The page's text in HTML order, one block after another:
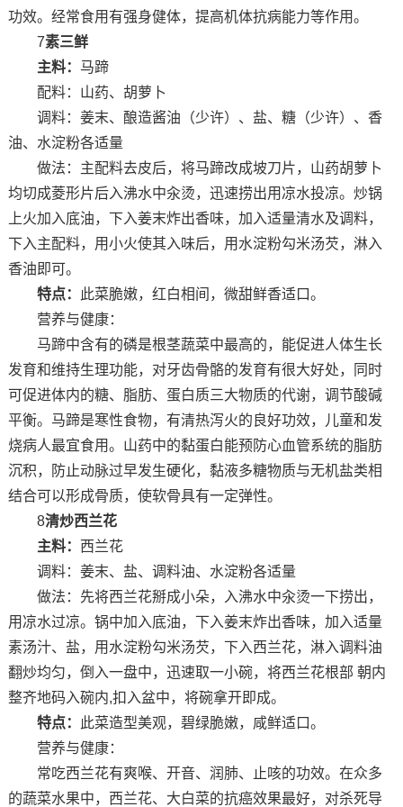
功效。经常食用有强身健体，提高机体抗病能力等作用。
7素三鲜
主料： 马蹄
配料：山药、胡萝卜
调料：姜末、酿造酱油（少许）、盐、糖（少许）、香
油、水淀粉各适量
做法：主配料去皮后，将马蹄改成坡刀片，山药胡萝卜
均切成菱形片后入沸水中汆烫，迅速捞出用凉水投凉。炒锅
上火加入底油，下入姜末炸出香味，加入适量清水及调料，
下入主配料，用小火使其入味后，用水淀粉勾米汤芡，淋入
香油即可。
特点：
此菜脆嫩，红白相间，微甜鲜香适口。
营养与健康：
马蹄中含有的磷是根茎蔬菜中最高的，能促进人体生长
发育和维持生理功能，对牙齿骨骼的发育有很大好处，同时
可促进体内的糖、脂肪、蛋白质三大物质的代谢，调节酸碱
平衡。马蹄是寒性食物，有清热泻火的良好功效，儿童和发
烧病人最宜食用。山药中的黏蛋白能预防心血管系统的脂肪
沉积，防止动脉过早发生硬化，黏液多糖物质与无机盐类相
结合可以形成骨质，使软骨具有一定弹性。
8清炒西兰花
主料： 西兰花
调料：姜末、盐、调料油、水淀粉各适量
做法：先将西兰花掰成小朵，入沸水中汆烫一下捞出，
用凉水过凉。锅中加入底油，下入姜末炸出香味，加入适量
素汤汁、盐，用水淀粉勾米汤芡，下入西兰花，淋入调料油
翻炒均匀，倒入一盘中，迅速取一小碗，将西兰花根部 朝内
整齐地码入碗内,扣入盆中，将碗拿开即成。
特点：
此菜造型美观，碧绿脆嫩，咸鲜适口。
营养与健康：
常吃西兰花有爽喉、开音、润肺、止咳的功效。在众多
的蔬菜水果中，西兰花、大白菜的抗癌效果最好，对杀死导